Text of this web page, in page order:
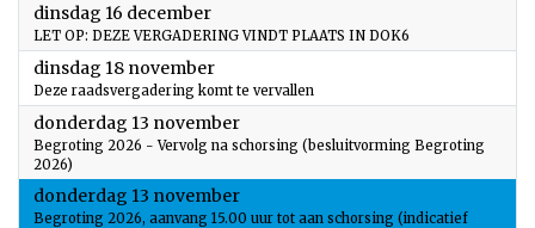
dinsdag 16 december2025
LET OP: DEZE VERGADERING VINDT PLAATS IN DOK6
dinsdag 18 november2025
Deze raadsvergadering komt te vervallen
donderdag 13 november2025
Begroting 2026 - Vervolg na schorsing (besluitvorming Begroting
2026)
donderdag 13 november2025
Begroting 2026, aanvang 15.00 uur tot aan schorsing (indicatief